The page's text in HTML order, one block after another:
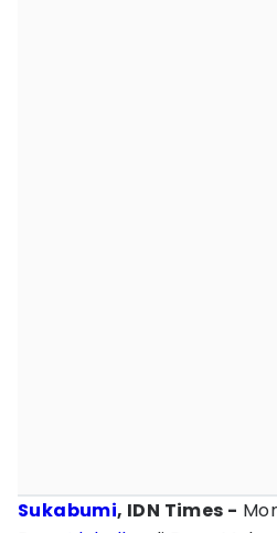
Sukabumi, IDN Times -